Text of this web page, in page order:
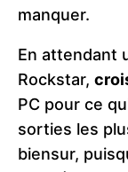
manquer.
En attendant
Rockstar,
PC pour ce
sorties les
biensur,